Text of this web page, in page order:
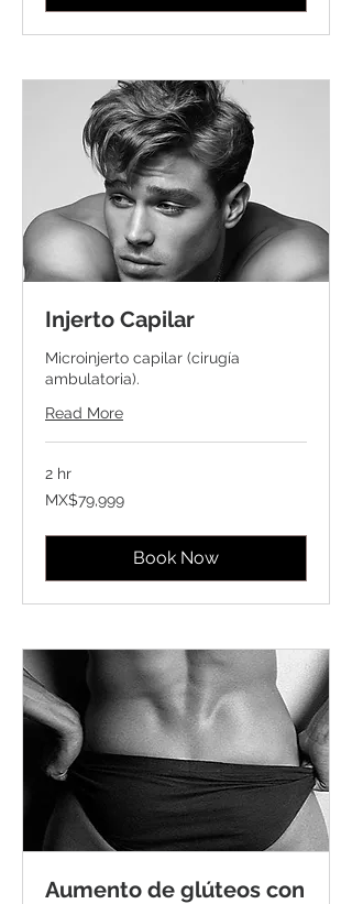
Injerto Capilar
Microinjerto capilar (cirugía
ambulatoria).
Read More
2 hr
79,999
Mexican
MX$79,999
Book Now
Aumento de glúteos con